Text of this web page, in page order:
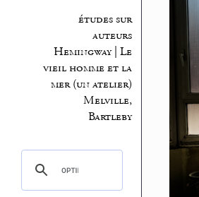
études sur
auteurs
Hemingway | Le
vieil homme et la
mer (un atelier)
Melville,
Bartleby